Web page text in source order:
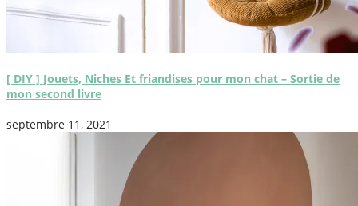
[ DIY ] Jouets, Niches Et friandises pour mon chat – Sortie de
mon second livre
septembre 11, 2021